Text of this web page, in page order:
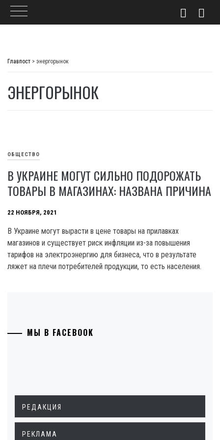
Главпост > энергорынок
ЭНЕРГОРЫНОК
ОБЩЕСТВО
В УКРАИНЕ МОГУТ СИЛЬНО ПОДОРОЖАТЬ
ТОВАРЫ В МАГАЗИНАХ: НАЗВАНА ПРИЧИНА
22 НОЯБРЯ, 2021
В Украине могут вырасти в цене товары на прилавках
магазинов и существует риск инфляции из-за повышения
тарифов на электроэнергию для бизнеса, что в результате
ляжет на плечи потребителей продукции, то есть населения.
МЫ В FACEBOOK
РЕДАКЦИЯ
РЕКЛАМА